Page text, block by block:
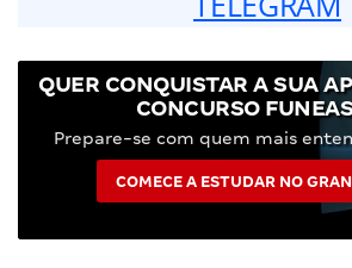
QUER CONQUISTAR A SUA
CONCURSO
Prepare-se com quem mais
COMECE A ESTUDAR NO